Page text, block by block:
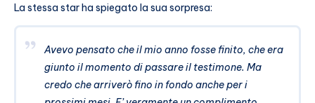
La stessa star ha spiegato la sua sorpresa:
Avevo pensato che il mio anno fosse finito, che era
giunto il momento di passare il testimone. Ma
credo che arriverò fino in fondo anche per i